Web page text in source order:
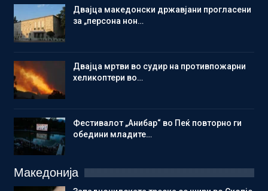
Двајца македонски државјани прогласени
за „персона нон…
Двајца мртви во судир на противпожарни
хеликоптери во…
Фестивалот „Анибар“ во Пеќ повторно ги
обедини младите…
Македонија